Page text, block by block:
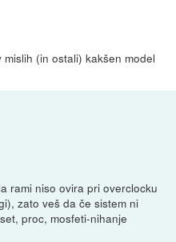
(in ostali) kakšen model
rami niso ovira pri overclocku
zato veš da če sistem ni
proc, mosfeti-nihanje